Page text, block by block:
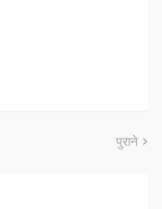
पुराने